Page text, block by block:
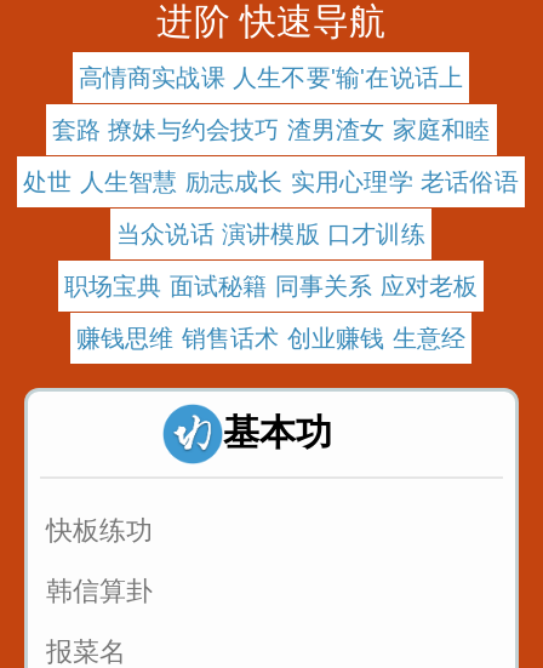
进阶 快速导航
高情商实战课 人生不要'输'在说话上
套路 撩妹与约会技巧 渣男渣女 家庭和睦
处世 人生智慧 励志成长 实用心理学 老话俗语
当众说话 演讲模版 口才训练
职场宝典 面试秘籍 同事关系 应对老板
赚钱思维 销售话术 创业赚钱 生意经
基本功
快板练功
韩信算卦
报菜名